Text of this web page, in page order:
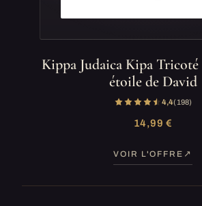
Kippa Judaica Kipa Tricoté
étoile de David
4,4(198)
14,99 €
VOIR L'OFFRE